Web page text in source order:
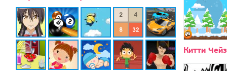
Китти Чейз